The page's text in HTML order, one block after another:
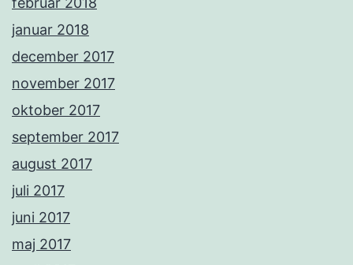
januar 2018
december 2017
november 2017
oktober 2017
september 2017
august 2017
juli 2017
juni 2017
maj 2017